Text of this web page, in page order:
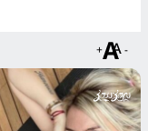
+ -